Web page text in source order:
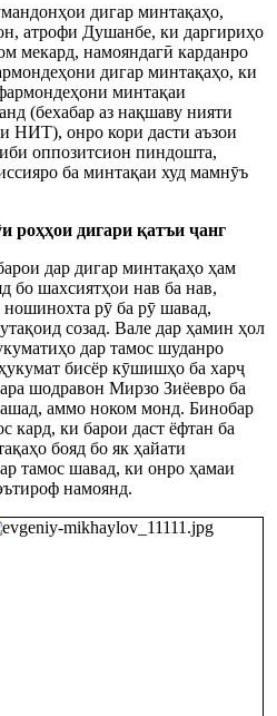
дигар минтақаҳо,
атрофи Душанбе, ки даргириҳо
мекард, намояндагӣ карданро
дигар минтақаҳо, ки
минтақаи
(бехабар аз нақшаву нияти
НИТ), онро кори дасти аъзои
оппозитсион пиндошта,
ба минтақаи худ мамнӯъ
и роҳҳои дигари қатъи ҷанг
дар дигар минтақаҳо ҳам
бо шахсиятҳои нав ба нав,
ношинохта рӯ ба рӯ шавад,
созад. Вале дар ҳамин ҳол
дар тамос шуданро
бисёр кӯшишҳо ба харҷ
шодравон Мирзо Зиёевро ба
аммо ноком монд. Бинобар
кард, ки барои даст ёфтан ба
бояд бо як ҳайати
тамос шавад, ки онро ҳамаи
намоянд.